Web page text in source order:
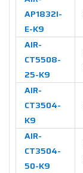
AP1832I-
E-K9
AIR-
CT5508-
25-K9
AIR-
CT3504-
K9
AIR-
CT3504-
50-K9